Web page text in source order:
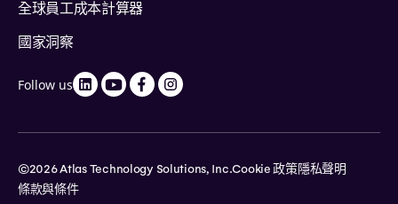
全球員工成本計算器
國家洞察
Follow us
©2026 Atlas Technology Solutions, Inc.Cookie 政策隱私聲明
條款與條件